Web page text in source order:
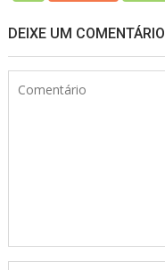
DEIXE UM COMENTÁRIO